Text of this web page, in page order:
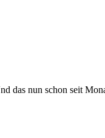
das nun schon seit